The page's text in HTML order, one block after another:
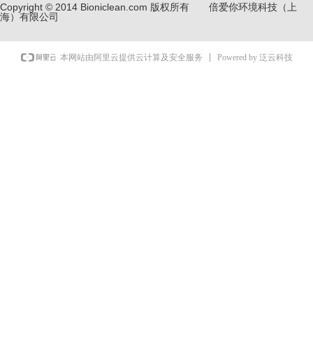
Copyright © 2014 Bioniclean.com 版权所有 倍爱你环境科技（上
海）有限公司
本网站由阿里云提供云计算及安全服务 Powered by 泛云科技